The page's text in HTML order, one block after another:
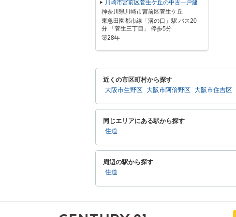
川崎市宮前区菅生ケ丘の中古一戸建
神奈川県川崎市宮前区菅生ケ丘
東急田園都市線「溝の口」駅 バス20
分 「菅生三丁目」 停歩5分
築28年
近くの市区町村から探す
大阪市生野区 大阪市阿倍野区 大阪市住吉区
同じエリアにある駅から探す
住道
周辺の駅から探す
住道